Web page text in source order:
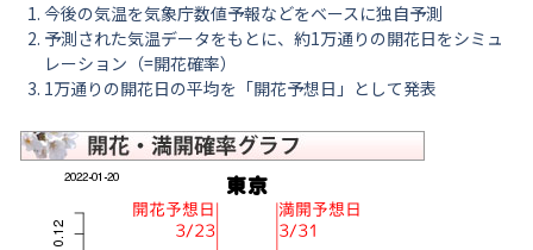
今後の気温を気象庁数値予報などをベースに独自予測
予測された気温データをもとに、約1万通りの開花日をシミュ
レーション（=開花確率）
1万通りの開花日の平均を「開花予想日」として発表